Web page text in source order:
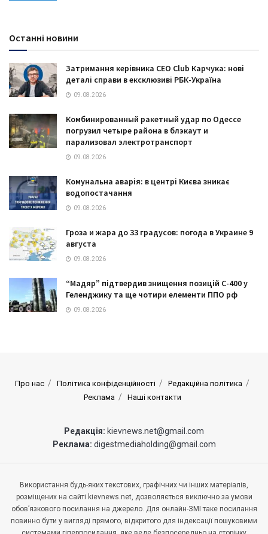
Останні новини
Затримання керівника CEO Club Карчука: нові
деталі справи в ексклюзиві РБК-Україна
09.08.2026
Комбинированный ракетный удар по Одессе
погрузил четыре района в блэкаут и
парализовал электротранспорт
09.08.2026
Комунальна аварія: в центрі Києва зникає
водопостачання
09.08.2026
Гроза и жара до 33 градусов: погода в Украине 9
августа
09.08.2026
“Мадяр” підтвердив знищення позицій С-400 у
Геленджику та ще чотири елементи ППО рф
09.08.2026
Про нас Політика конфіденційності
Редакційна політика
Реклама
Наші контакти
Редакція: kievnews.net@gmail.com
Реклама: digestmediaholding@gmail.com
Використання будь-яких текстових, графічних чи інших матеріалів,
розміщених на сайті kievnews.net, дозволяється виключно за умови
обов’язкового посилання на джерело. Для онлайн-ЗМІ таке посилання
повинно бути у вигляді прямого, відкритого для індексації пошуковими